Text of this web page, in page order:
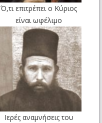
Ό,τι επιτρέπει ο Κύριος
είναι ωφέλιμο
Ιερές αναμνήσεις του